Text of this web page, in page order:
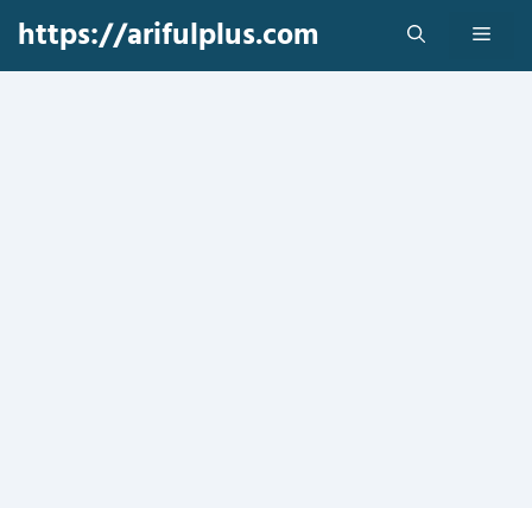
content
https://arifulplus.com Menu